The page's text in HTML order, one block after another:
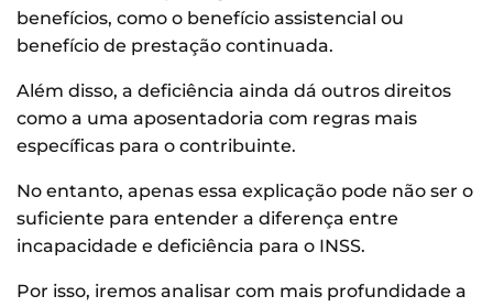
benefícios, como o benefício assistencial ou
benefício de prestação continuada.
Além disso, a deficiência ainda dá outros direitos
como a uma aposentadoria com regras mais
específicas para o contribuinte.
No entanto, apenas essa explicação pode não ser o
suficiente para entender a diferença entre
incapacidade e deficiência para o INSS.
Por isso, iremos analisar com mais profundidade a